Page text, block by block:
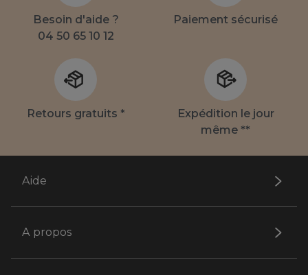
Besoin d'aide ?
04 50 65 10 12
Paiement sécurisé
Retours gratuits *
Expédition le jour
même **
Aide
A propos